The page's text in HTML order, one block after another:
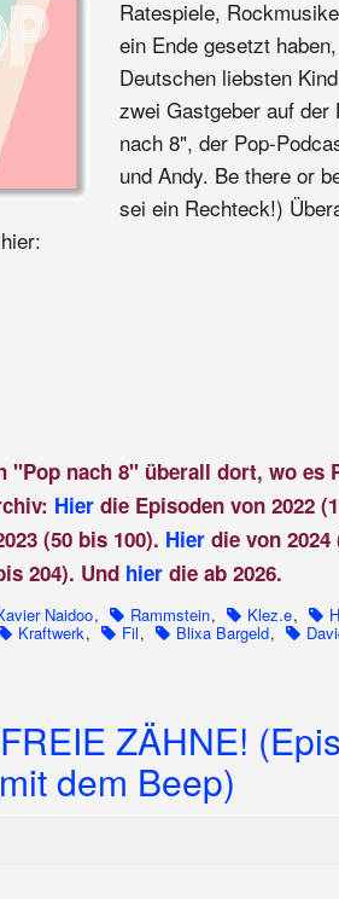
Ratespiele,
ein Ende gesetzt
Deutschen liebsten
zwei Gastgeber auf der
nach 8", der Pop-
und Andy. Be there or
sei ein Rechteck!)
"Pop nach 8" überall dort, wo es
Hier die Episoden von 2022
(50 bis 100). Hier die von 2024
204). Und hier die ab 2026.
Naidoo, Rammstein, Klez.e,
Kraftwerk, Fil, Blixa Bargeld,
ZÄHNE!
dem Beep)